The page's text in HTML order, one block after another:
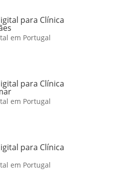
para Clínica
em Portugal
para Clínica
em Portugal
para Clínica
em Portugal